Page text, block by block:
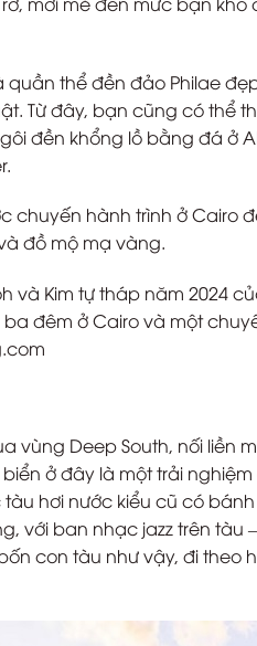
thể đền đảo Philae
Từ đây, bạn cũng có thể
đền khổng lồ bằng đá ở
chuyến hành trình ở Cairo
đồ mộ mạ vàng.
Kim tự tháp năm 2024
đêm ở Cairo và một
vùng Deep South, nối liền
ở đây là một trải
hơi nước kiểu cũ có
với ban nhạc jazz trên tàu
con tàu như vậy, đi theo